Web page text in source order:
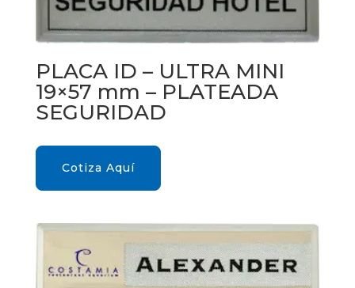
PLACA ID – ULTRA MINI
19×57 mm – PLATEADA
SEGURIDAD
Cotiza Aquí